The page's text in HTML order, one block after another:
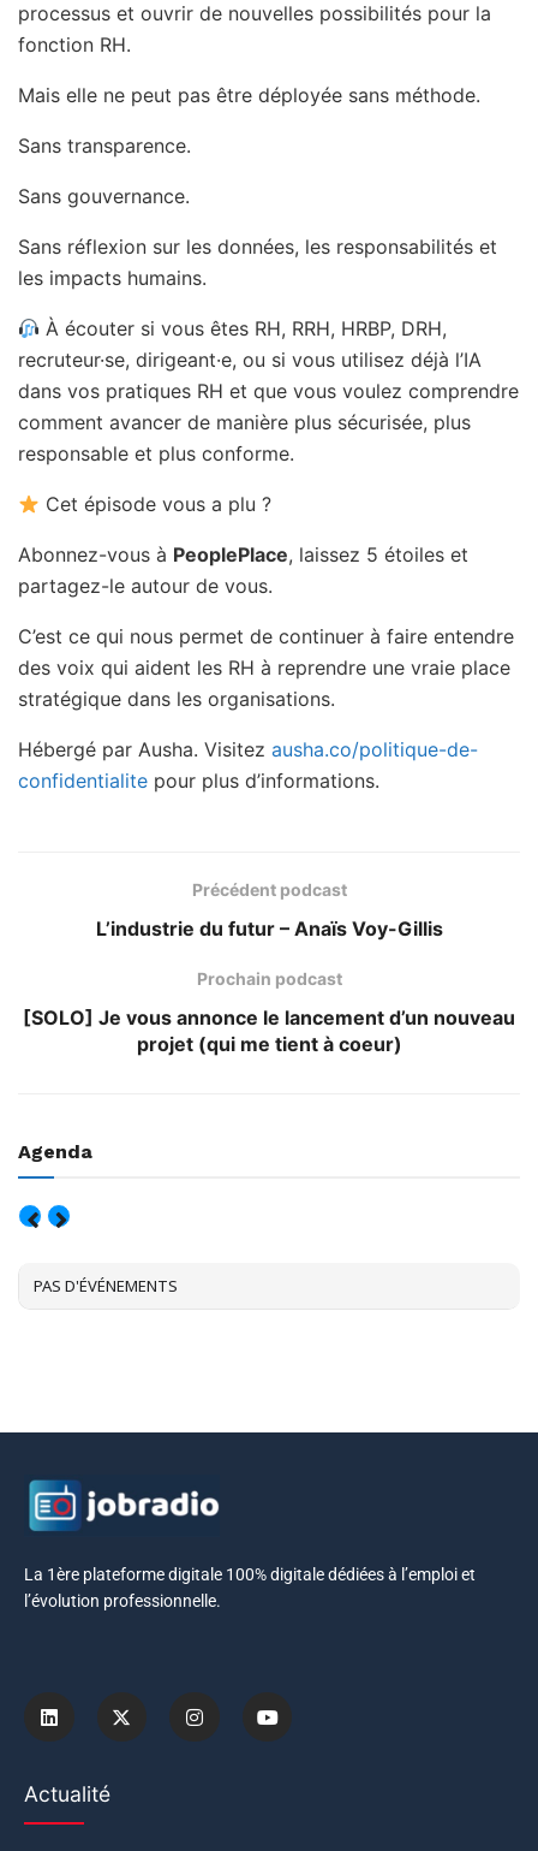
processus et ouvrir de nouvelles possibilités pour la
fonction RH.
Mais elle ne peut pas être déployée sans méthode.
Sans transparence.
Sans gouvernance.
Sans réflexion sur les données, les responsabilités et
les impacts humains.
À écouter si vous êtes RH, RRH, HRBP, DRH,
recruteur·se, dirigeant·e, ou si vous utilisez déjà l’IA
dans vos pratiques RH et que vous voulez comprendre
comment avancer de manière plus sécurisée, plus
responsable et plus conforme.
Cet épisode vous a plu ?
Abonnez-vous à PeoplePlace, laissez 5 étoiles et
partagez-le autour de vous.
C’est ce qui nous permet de continuer à faire entendre
des voix qui aident les RH à reprendre une vraie place
stratégique dans les organisations.
Hébergé par Ausha. Visitez ausha.co/politique-de-
confidentialite pour plus d’informations.
Précédent podcast
L’industrie du futur – Anaïs Voy-Gillis
Prochain podcast
[SOLO] Je vous annonce le lancement d’un nouveau
projet (qui me tient à coeur)
Agenda
PAS D'ÉVÉNEMENTS
La 1ère plateforme digitale 100% digitale dédiées à l’emploi et
l’évolution professionnelle.
Actualité